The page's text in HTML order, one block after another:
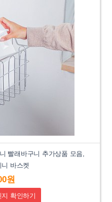
빨래바구니 추가상품 모음,
바스켓
원
확인하기